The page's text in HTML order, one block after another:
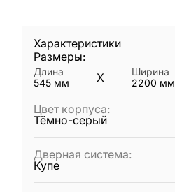
Характеристики
Размеры:
Длина
545 мм X
Ширина
2200 мм
Цвет корпуса:
Тёмно-серый
Дверная система:
Купе